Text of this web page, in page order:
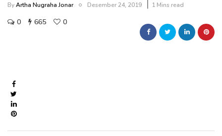
ByArtha Nugraha Jonar Desember 24, 2019 1 Mins read
0 665 0